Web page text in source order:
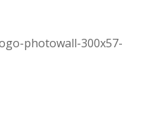
photowall-300x57-